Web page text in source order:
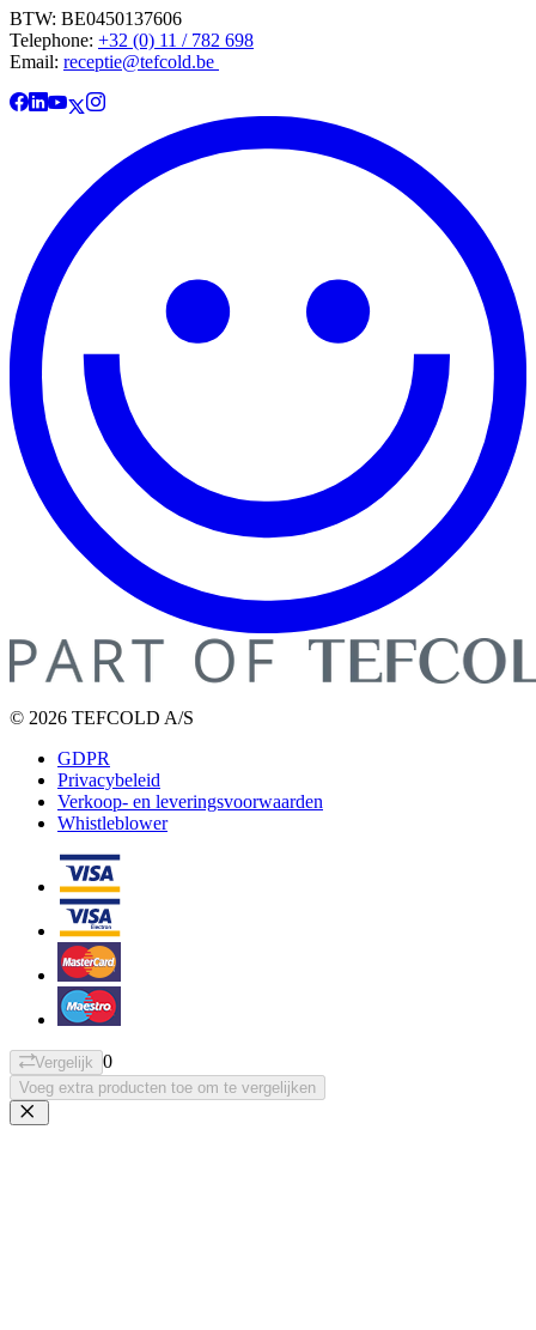
BTW: BE0450137606
Telephone: +32 (0) 11 / 782 698
Email: receptie@tefcold.be
© 2026 TEFCOLD A/S
GDPR
Privacybeleid
Verkoop- en leveringsvoorwaarden
Whistleblower
Vergelijk 0
Voeg extra producten toe om te vergelijken